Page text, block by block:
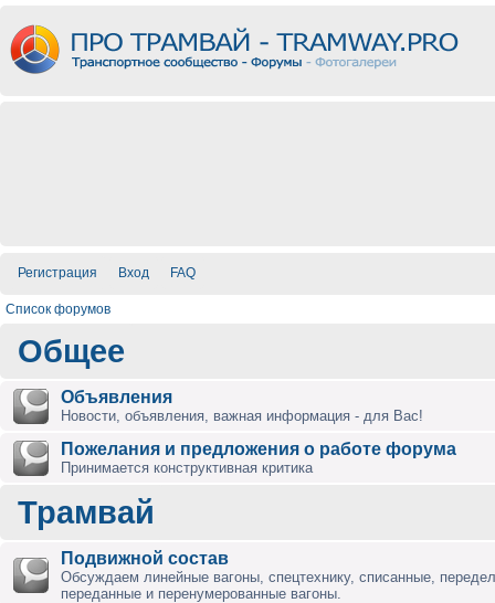
Регистрация Вход FAQ
Список форумов
Общее
Объявления
Новости, объявления, важная информация - для Вас!
Пожелания и предложения о работе форума
Принимается конструктивная критика
Трамвай
Подвижной состав
Обсуждаем линейные вагоны, спецтехнику, списанные,
переданные и перенумерованные вагоны.